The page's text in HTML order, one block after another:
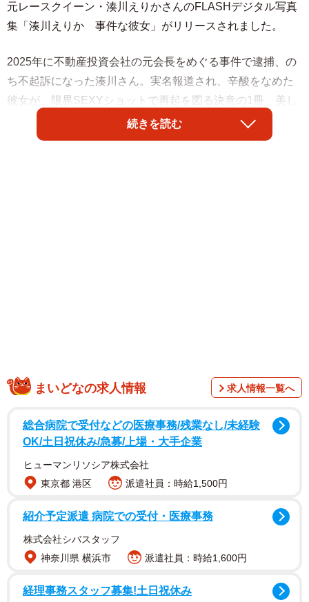
元レースクイーン・湊川えりかさんのFLASHデジタル写真
集「湊川えりか 事件な彼女」がリリースされました。
2025年に不動産投資会社の元会長をめぐる事件で逮捕、の
ち不起訴になった湊川さん。実名報道され、辛酸をなめた
彼女が、限界SEXYショットで再起を図る決意の1冊。美し
いスタイルを4種の衣装に包み、手ブラやTバックにも挑
戦。32歳のありのままの姿をグラビアで表現する姿は圧巻
物性接待事件で逮捕されるも不起訴になる。最新情報は、
Instagram（@erika_femmefatale）
続きを読む
まいどなの求人情報 求人情報一覧へ
総合病院で受付などの医療事務/残業なし/未経験
OK/土日祝休み/急募/上場・大手企業
ヒューマンリソシア株式会社
東京都 港区
派遣社員：時給1,500円
紹介予定派遣 病院での受付・医療事務
株式会社シバスタッフ
神奈川県 横浜市
派遣社員：時給1,600円
経理事務スタッフ募集!土日祝休み